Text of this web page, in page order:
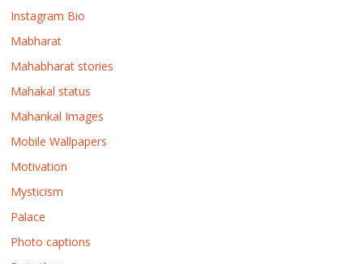
Instagram Bio
Mabharat
Mahabharat stories
Mahakal status
Mahankal Images
Mobile Wallpapers
Motivation
Mysticism
Palace
Photo captions